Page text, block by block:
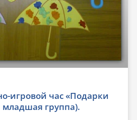
игровой час «Подарки
младшая группа).